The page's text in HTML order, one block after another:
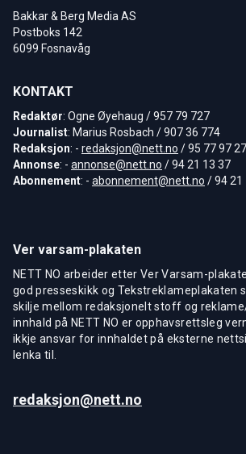
Bakkar & Berg Media AS
Postboks 142
6099 Fosnavåg
KONTAKT
Redaktør: Ogne Øyehaug / 957 79 727
Journalist: Marius Rosbach / 907 36 774
Redaksjon: - redaksjon@nett.no / 95 77 97 27
Annonse: - annonse@nett.no / 94 21 13 37
Abonnement: - abonnement@nett.no / 94 21
Ver varsam-plakaten
NETT NO arbeider etter Ver Varsam-
god presseskikk og Tekstreklameplakaten
skilje mellom redaksjonelt stoff og
innhald på NETT NO er opphavsrettsleg
ikkje ansvar for innhaldet på eksterne
lenka til.
redaksjon@nett.no